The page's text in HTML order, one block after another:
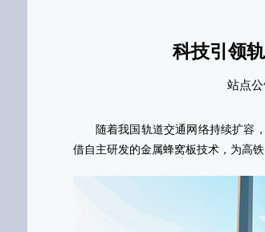
科技引领
站点
随着我国轨道交通网络持续扩容
借自主研发的金属蜂窝板技术，为高